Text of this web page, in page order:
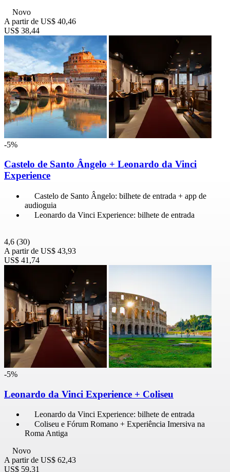
Novo
A partir de US$ 40,46
US$ 38,44
-5%
Castelo de Santo Ângelo + Leonardo da Vinci
Experience
Castelo de Santo Ângelo: bilhete de entrada + app de
audioguia
Leonardo da Vinci Experience: bilhete de entrada
4,6 (30)
A partir de US$ 43,93
US$ 41,74
-5%
Leonardo da Vinci Experience + Coliseu
Leonardo da Vinci Experience: bilhete de entrada
Coliseu e Fórum Romano + Experiência Imersiva na
Roma Antiga
Novo
A partir de US$ 62,43
US$ 59,31